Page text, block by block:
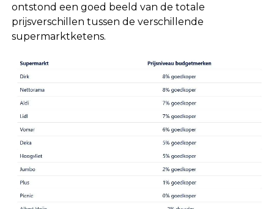
ontstond een goed beeld van de totale
prijsverschillen tussen de verschillende
supermarktketens.